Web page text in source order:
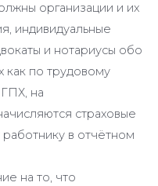
организации и их
индивидуальные
и нотариусы обо
как по трудовому
на
страховые
в отчётном
на то, что